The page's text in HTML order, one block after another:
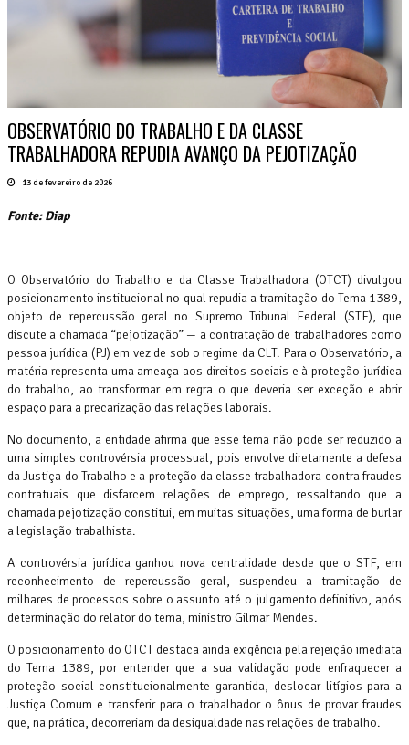
OBSERVATÓRIO DO TRABALHO E DA CLASSE
TRABALHADORA REPUDIA AVANÇO DA PEJOTIZAÇÃO
13 de fevereiro de 2026
Fonte: Diap
O Observatório do Trabalho e da Classe Trabalhadora (OTCT) divulgou
posicionamento institucional no qual repudia a tramitação do Tema 1389,
objeto de repercussão geral no Supremo Tribunal Federal (STF), que
discute a chamada “pejotização” — a contratação de trabalhadores como
pessoa jurídica (PJ) em vez de sob o regime da CLT. Para o Observatório, a
matéria representa uma ameaça aos direitos sociais e à proteção jurídica
do trabalho, ao transformar em regra o que deveria ser exceção e abrir
espaço para a precarização das relações laborais.
No documento, a entidade afirma que esse tema não pode ser reduzido a
uma simples controvérsia processual, pois envolve diretamente a defesa
da Justiça do Trabalho e a proteção da classe trabalhadora contra fraudes
contratuais que disfarcem relações de emprego, ressaltando que a
chamada pejotização constitui, em muitas situações, uma forma de burlar
a legislação trabalhista.
A controvérsia jurídica ganhou nova centralidade desde que o STF, em
reconhecimento de repercussão geral, suspendeu a tramitação de
milhares de processos sobre o assunto até o julgamento definitivo, após
determinação do relator do tema, ministro Gilmar Mendes.
O posicionamento do OTCT destaca ainda exigência pela rejeição imediata
do Tema 1389, por entender que a sua validação pode enfraquecer a
proteção social constitucionalmente garantida, deslocar litígios para a
Justiça Comum e transferir para o trabalhador o ônus de provar fraudes
que, na prática, decorreriam da desigualdade nas relações de trabalho.